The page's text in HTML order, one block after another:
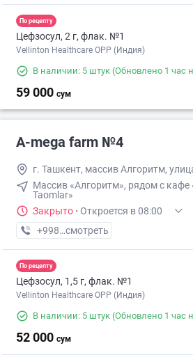
По рецепту
Цефзосул, 2 г, флак. №1
Vellinton Healthcare OPP (Индия)
В наличии: 5 штук (Обновлено 1 час
59 000 сум
A-mega farm №4
г. Ташкент, массив Алгоритм,
Массив «Алгоритм», рядом с кафе
Taomlar»
Закрыто · Откроется в 08:00
+998 (99) XXX-XX-XX
смотреть
По рецепту
Цефзосул, 1,5 г, флак. №1
Vellinton Healthcare OPP (Индия)
В наличии: 5 штук (Обновлено 1 час
52 000 сум